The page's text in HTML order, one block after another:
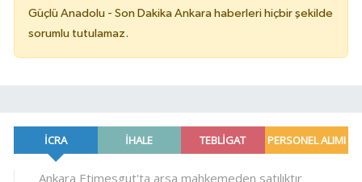
Güçlü Anadolu - Son Dakika Ankara haberleri hiçbir şekilde
sorumlu tutulamaz.